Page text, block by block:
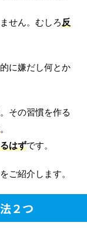
せん。むしろ反
に嫌だし何とか
その習慣を作る
。
はずです。
ご紹介します。
２つ